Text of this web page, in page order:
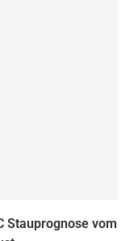
Stauprognose vom